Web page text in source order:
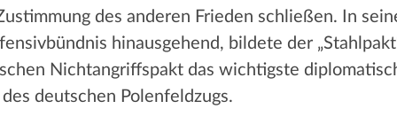
des anderen Frieden schließen. In
hinausgehend, bildete der
Nichtangriffspakt das wichtigste
deutschen Polenfeldzugs.